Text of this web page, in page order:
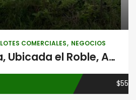
LOTES COMERCIALES NEGOCIOS
Finca en venta, Ubicada el Roble, Aguadulce frente a la Panamericana
$55